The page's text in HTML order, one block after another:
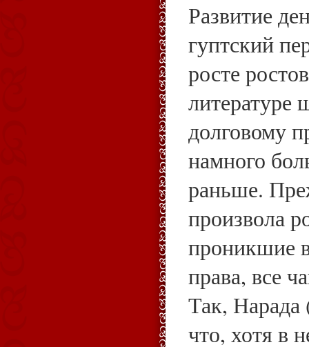
Развитие
гуптский
росте
литературе
долговому
намного
раньше.
произвола
проникшие
права, все
Так, Нарада
что, хотя в